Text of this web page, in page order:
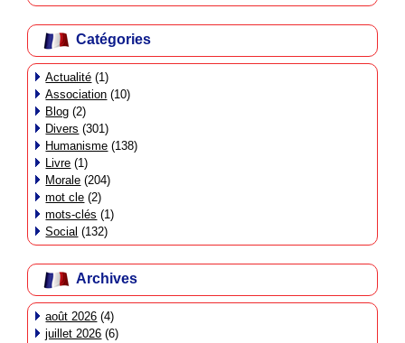
Catégories
Actualité (1)
Association (10)
Blog (2)
Divers (301)
Humanisme (138)
Livre (1)
Morale (204)
mot cle (2)
mots-clés (1)
Social (132)
Archives
août 2026 (4)
juillet 2026 (6)